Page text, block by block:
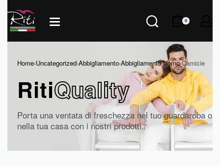
0
Home›Uncategorized›Abbigliamento›Abbigliamento Uomo›Camicie
RitiQuality
Porta una ventata di freschezza nel tuo guardaroba o
nella tua casa con i nostri prodotti.